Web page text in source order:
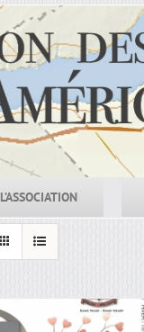
L’ASSOCIATION